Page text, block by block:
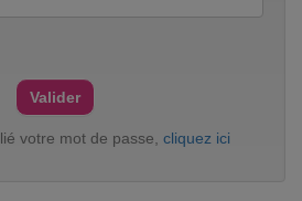
votre mot de passe, cliquez ici